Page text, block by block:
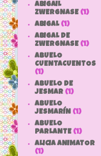
ABIGAIL
ZWERGNASE (1)
ABIGAL (1)
ABIGAL DE
ZWERGNASE (1)
ABUELO
CUENTACUENTOS
(1)
ABUELO DE
JESMAR (1)
ABUELO
JESMARÍN (1)
ABUELO
PARLANTE (1)
ALICIA ANIMATOR
(1)